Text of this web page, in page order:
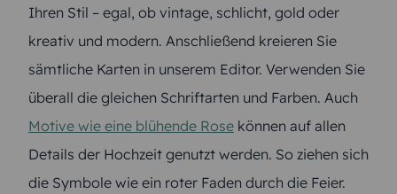
Ihren Stil – egal, ob vintage, schlicht, gold oder
kreativ und modern. Anschließend kreieren Sie
sämtliche Karten in unserem Editor. Verwenden Sie
überall die gleichen Schriftarten und Farben. Auch
Motive wie eine blühende Rose können auf allen
Details der Hochzeit genutzt werden. So ziehen sich
die Symbole wie ein roter Faden durch die Feier.